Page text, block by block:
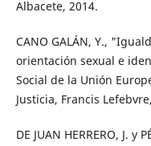
Albacete, 2014.
CANO GALÁN, Y.,
orientación sexual e
Social de la Unión
Justicia, Francis
DE JUAN HERRERO, J. y